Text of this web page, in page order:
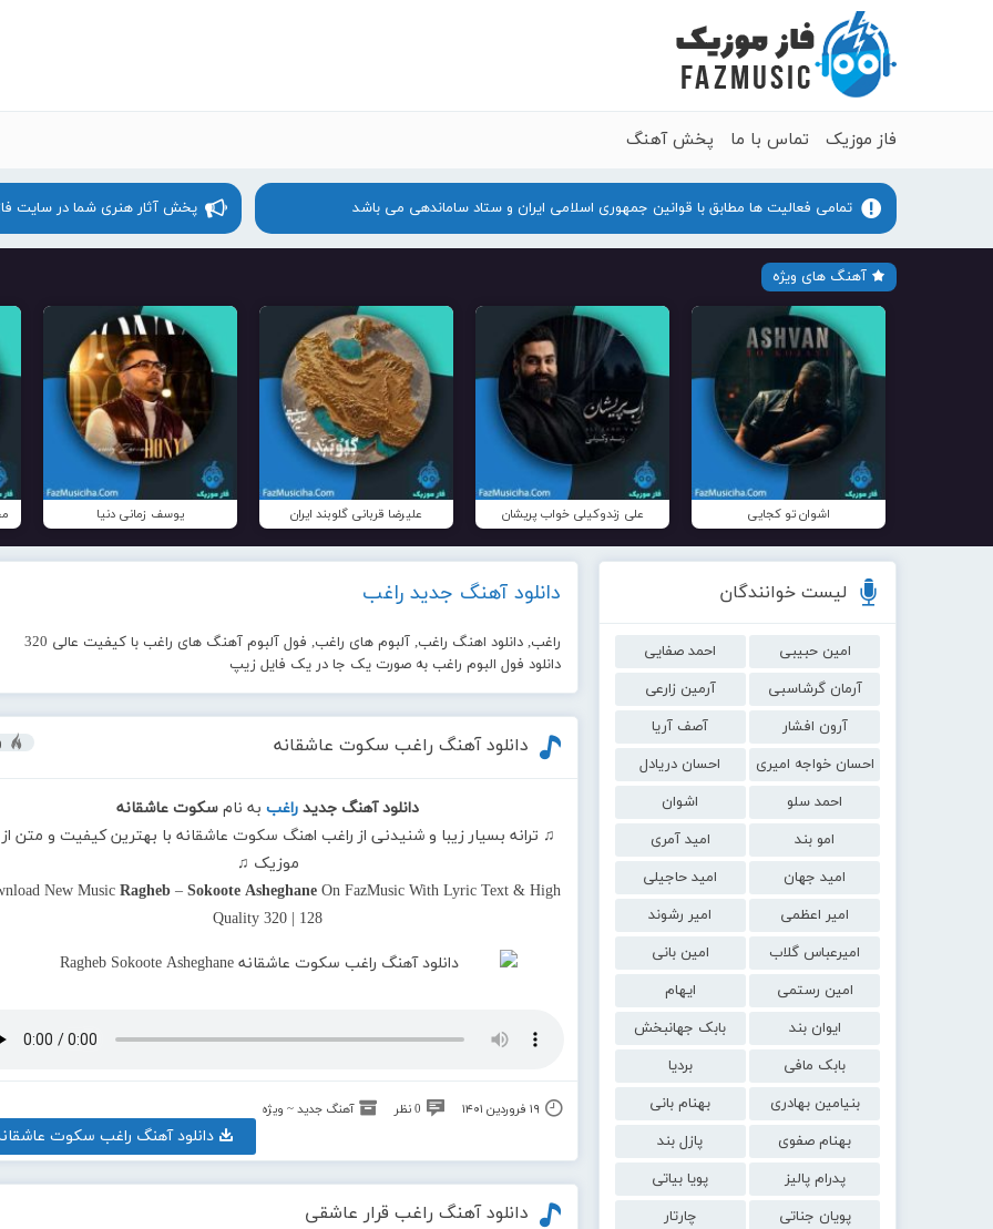
فاز موزیک تماس با ما پخش آهنگ
تمامی فعالیت ها مطابق با قوانین جمهوری اسلامی ایران و ستاد ساماندهی می باشد پخش آثار هنری شما در سایت
آهنگ های ویژه
اشوان تو کجایی علی زندوکیلی خواب پریشان علیرضا قربانی گلوبند ایران یوسف زمانی دنیا
لیست خوانندگان
امین حبیبی
احمد صفایی
آرمان گرشاسبی
آرمین زارعی
آرون افشار
آصف آریا
احسان خواجه امیری
احسان دریادل
احمد سلو
اشوان
امو بند
امید آمری
امید جهان
امید حاجیلی
امیر اعظمی
امیر رشوند
امیرعباس گلاب
امین بانی
امین رستمی
ایهام
ایوان بند
بابک جهانبخش
بابک مافی
بردیا
بنیامین بهادری
بهنام بانی
بهنام صفوی
پازل بند
پدرام پالیز
پویا بیاتی
پویان جناتی
چارتار
دانلود آهنگ جدید راغب
راغب, دانلود اهنگ راغب, آلبوم های راغب, فول آلبوم آهنگ های راغب با کیفیت عالی 320
دانلود فول البوم راغب به صورت یک جا در یک فایل زیپ
دانلود آهنگ راغب سکوت عاشقانه
دانلود آهنگ جدید راغببه نام سکوت عاشقانه
♫ ترانه بسیار زیبا و شنیدنی از راغب اهنگ سکوت عاشقانه با بهترین کیفیت و متن از
موزیک ♫
New Music Ragheb– Sokoote AsheghaneOn FazMusic With Lyric Text & High
Quality 320 | 128
۱۹ فروردین ۱۴۰۱ 0 نظر آهنگ جدید ~ ویژه
دانلود آهنگ راغب سکوت
دانلود آهنگ راغب قرار عاشقی